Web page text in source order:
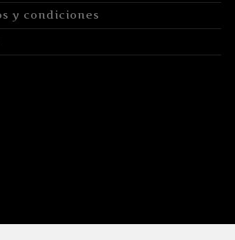
y condiciones